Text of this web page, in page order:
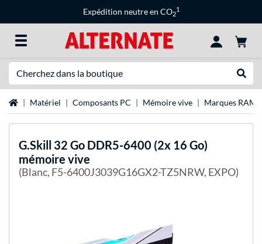
Expédition neutre en CO2
1
Page d'accueil
Matériel Composants PC Mémoire vive Marques RAM
G.Skill 32 Go DDR5-6400 (2x 16 Go)
mémoire vive
(Blanc, F5-6400J3039G16GX2-TZ5NRW, EXPO)